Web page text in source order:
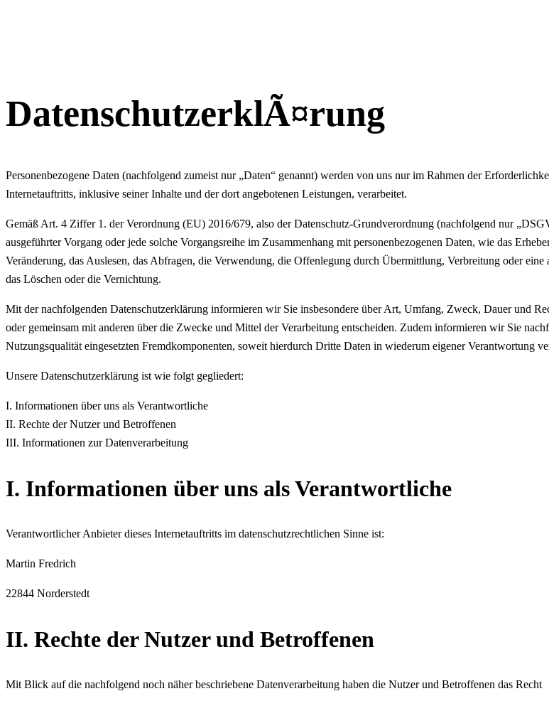
DatenschutzerklÃ¤rung
Personenbezogene Daten (nachfolgend zumeist nur „Daten“ genannt) werden von uns nur im Rahmen der
Internetauftritts, inklusive seiner Inhalte und der dort angebotenen Leistungen, verarbeitet.
Gemäß Art. 4 Ziffer 1. der Verordnung (EU) 2016/679, also der Datenschutz-Grundverordnung (nachfolgend nur
ausgeführter Vorgang oder jede solche Vorgangsreihe im Zusammenhang mit personenbezogenen Daten, wie das
Veränderung, das Auslesen, das Abfragen, die Verwendung, die Offenlegung durch Übermittlung, Verbreitung oder
das Löschen oder die Vernichtung.
Mit der nachfolgenden Datenschutzerklärung informieren wir Sie insbesondere über Art, Umfang, Zweck, Dauer und
oder gemeinsam mit anderen über die Zwecke und Mittel der Verarbeitung entscheiden. Zudem informieren wir Sie
Nutzungsqualität eingesetzten Fremdkomponenten, soweit hierdurch Dritte Daten in wiederum eigener Verantwortung
Unsere Datenschutzerklärung ist wie folgt gegliedert:
I. Informationen über uns als Verantwortliche
II. Rechte der Nutzer und Betroffenen
III. Informationen zur Datenverarbeitung
I. Informationen über uns als Verantwortliche
Verantwortlicher Anbieter dieses Internetauftritts im datenschutzrechtlichen Sinne ist:
Martin Fredrich
22844 Norderstedt
II. Rechte der Nutzer und Betroffenen
Mit Blick auf die nachfolgend noch näher beschriebene Datenverarbeitung haben die Nutzer und Betroffenen das Recht